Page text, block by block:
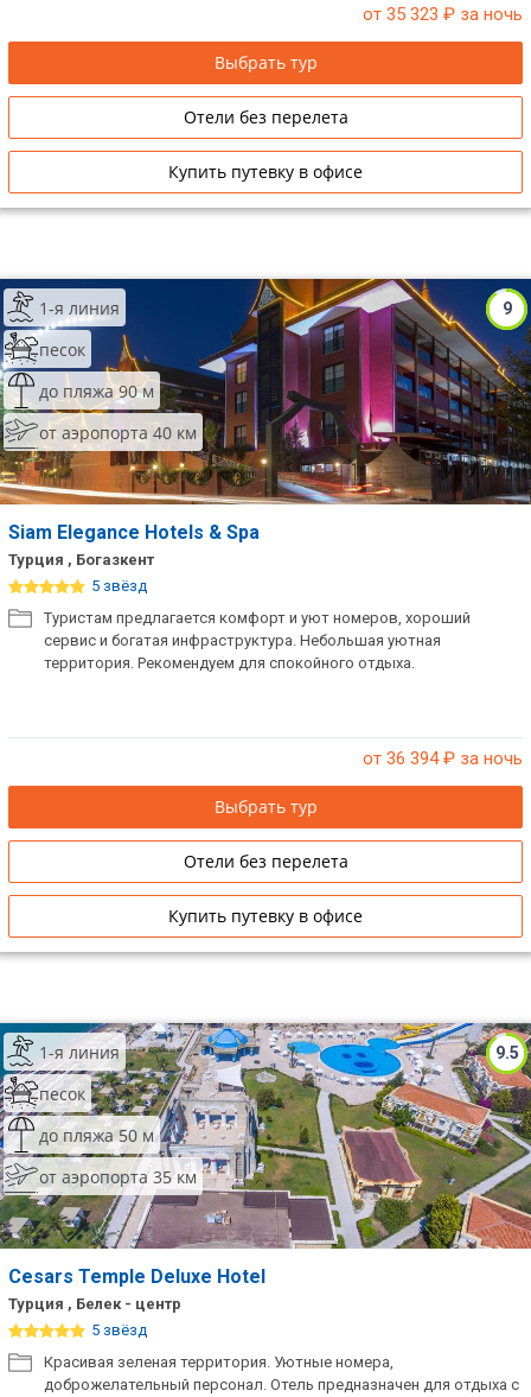
от 35 323 ₽ за ночь
Выбрать тур
Отели без перелета
Купить путевку в офисе
9
1-я линия
песок
до пляжа 90 м
от аэропорта 40 км
Siam Elegance Hotels & Spa
Турция , Богазкент
5 звёзд
Туристам предлагается комфорт и уют номеров, хороший
сервис и богатая инфраструктура. Небольшая уютная
территория. Рекомендуем для спокойного отдыха.
от 36 394₽ за ночь
Выбрать тур
Отели без перелета
Купить путевку в офисе
9.5
1-я линия
песок
до пляжа 50 м
от аэропорта 35 км
Cesars Temple Deluxe Hotel
Турция , Белек - центр
5 звёзд
Красивая зеленая территория. Уютные номера,
доброжелательный персонал. Отель предназначен для отдыха с